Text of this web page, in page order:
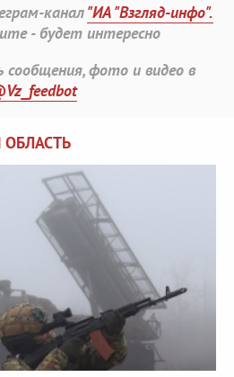
канал"ИА "Взгляд-инфо".
- будет интересно
фото и видео в
ОБЛАСТЬ